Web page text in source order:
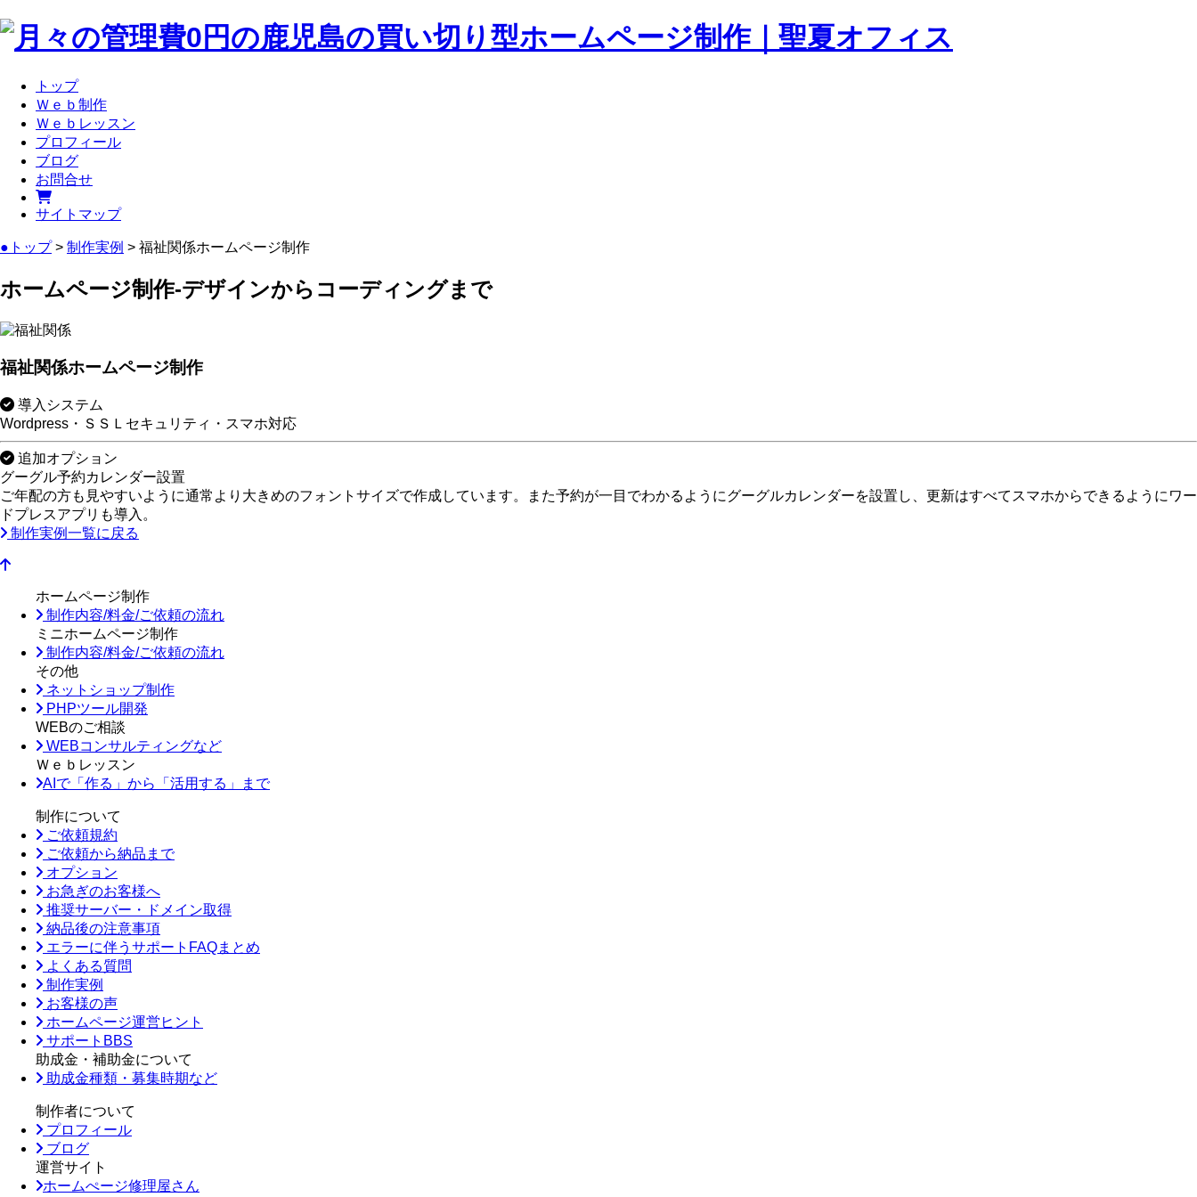
トップ
Ｗｅｂ制作
Ｗｅｂレッスン
プロフィール
ブログ
お問合せ
サイトマップ
●トップ> 制作実例 > 福祉関係ホームページ制作
ホームページ制作-デザインからコーディングまで
福祉関係ホームページ制作
導入システム
Wordpress・ＳＳＬセキュリティ・スマホ対応
追加オプション
グーグル予約カレンダー設置
ご年配の方も見やすいように通常より大きめのフォントサイズで作成しています。また予約が一目でわかるようにグーグルカレンダーを設置し、更新はすべてスマホからできるようにワー
ドプレスアプリも導入。
制作実例一覧に戻る
ホームページ制作
制作内容/料金/ご依頼の流れ
ミニホームページ制作
制作内容/料金/ご依頼の流れ
その他
ネットショップ制作
PHPツール開発
WEBのご相談
WEBコンサルティングなど
Ｗｅｂレッスン
AIで「作る」から「活用する」まで
制作について
ご依頼規約
ご依頼から納品まで
オプション
お急ぎのお客様へ
推奨サーバー・ドメイン取得
納品後の注意事項
エラーに伴うサポートFAQまとめ
よくある質問
制作実例
お客様の声
ホームページ運営ヒント
サポートBBS
助成金・補助金について
助成金種類・募集時期など
制作者について
プロフィール
ブログ
運営サイト
ホームぺージ修理屋さん